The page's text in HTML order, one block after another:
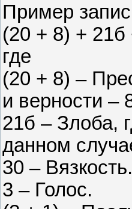
Пример
(20 + 8) +
где
(20 + 8) –
и верности –
21б – Злоба,
данном
30 – Вязкость.
3 – Голос.